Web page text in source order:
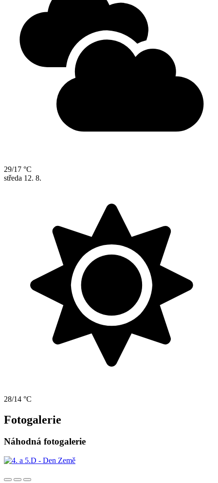
29/17 °C
středa 12. 8.
28/14 °C
Fotogalerie
Náhodná fotogalerie